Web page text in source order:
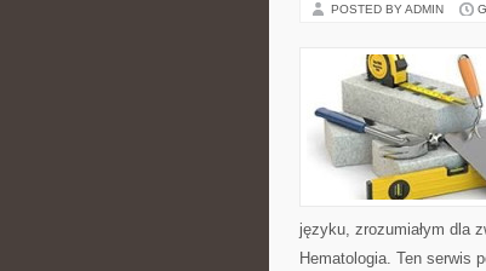
POSTED BY ADMIN
języku, zrozumiałym dla
Hematologia. Ten serwis